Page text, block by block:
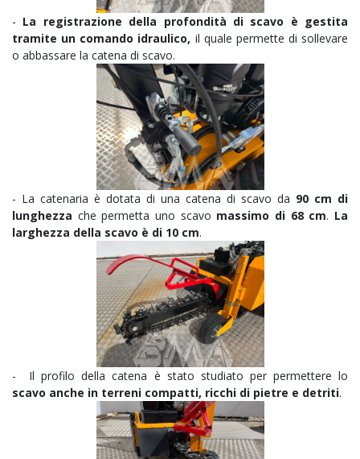
- La registrazione della profondità di scavo è gestita
tramite un comando idraulico, il quale permette di sollevare
o abbassare la catena di scavo.
- La catenaria è dotata di una catena di scavo da 90 cm di
lunghezza che permetta uno scavo massimo di 68 cm. La
larghezza della scavo è di 10 cm.
- Il profilo della catena è stato studiato per permettere lo
scavo anche in terreni compatti, ricchi di pietre e detriti.